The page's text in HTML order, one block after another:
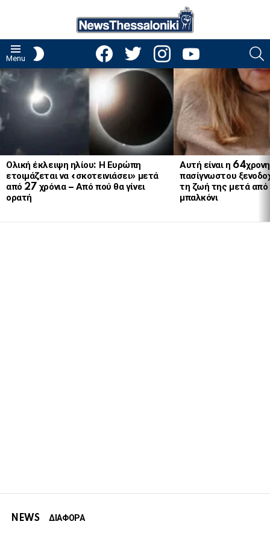
Menu
facebooktwitter instagramyoutube
LATEST
STORIES
Ολική έκλειψη ηλίου: Η Ευρώπη
ετοιμάζεται να «σκοτεινιάσει» μετά
από 27 χρόνια – Από πού θα γίνει
ορατή
Αυτή είναι η 64χρονη
πασίγνωστου
τη ζωή της μετά
μπαλκόνι
NEWS ΔΙΑΦΟΡΑ